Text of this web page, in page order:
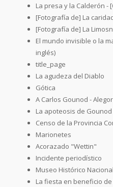
La presa y la Calderón -
[Fotografía de] La
[Fotografía de] La
El mundo invisible o la
inglés)
title_page
La agudeza del Diablo
Gótica
A Carlos Gounod -
La apoteosis de Gounod
Censo de la Provincia
Marionetes
Acorazado "Wettin"
Incidente periodístico
Museo Histórico Nacional
La fiesta en beneficio